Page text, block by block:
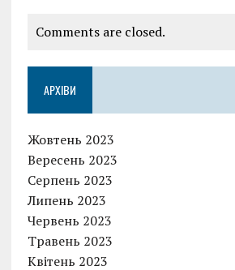
Comments are closed.
АРХІВИ
Жовтень 2023
Вересень 2023
Серпень 2023
Липень 2023
Червень 2023
Травень 2023
Квітень 2023